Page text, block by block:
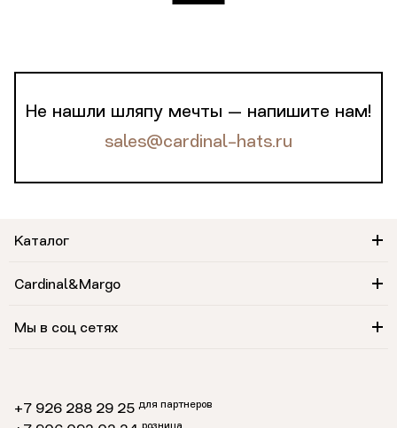
Не нашли шляпу мечты — напишите нам!
sales@cardinal-hats.ru
Каталог
Cardinal&Margo
Мы в соц сетях
+7 926 288 29 25 для партнеров